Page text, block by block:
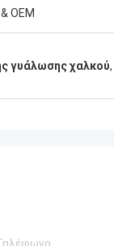
OEM
γυάλωσης χαλκού,